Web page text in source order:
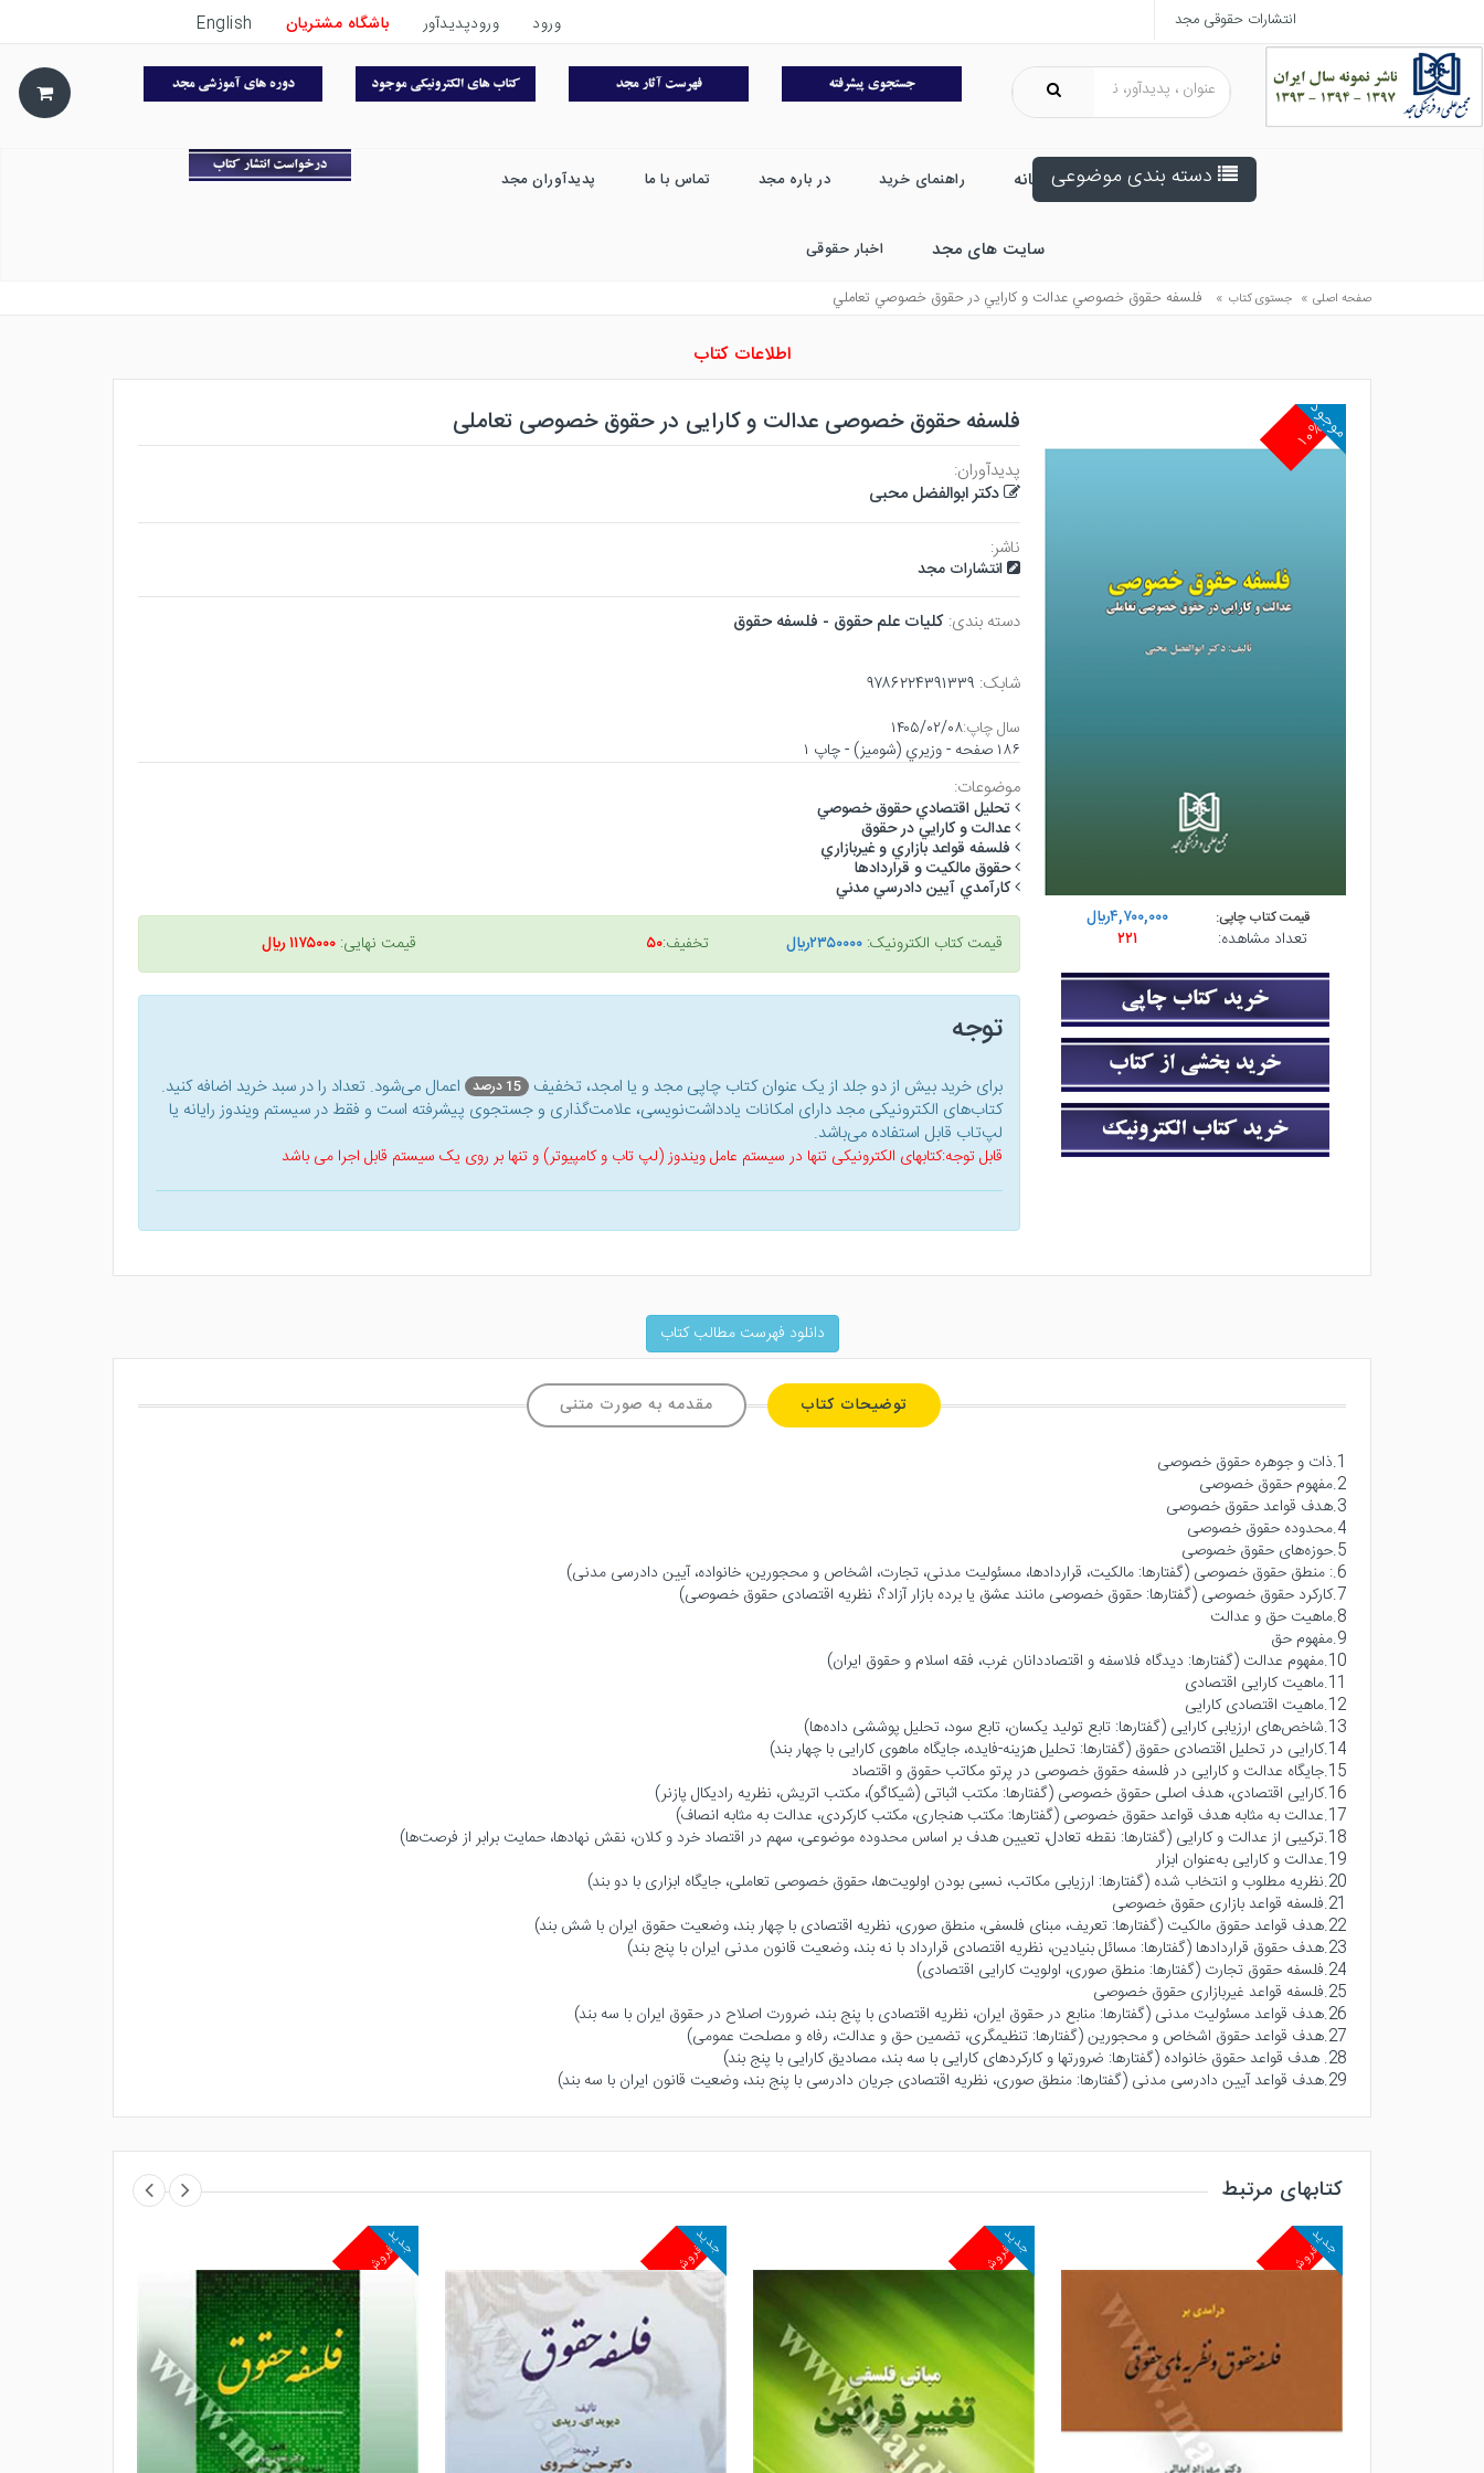
انتشارات حقوقی مجد ورود ورودپدیدآور باشگاه مشتریان English
دسته بندی موضوعی خانه راهنمای خرید در باره مجد تماس با ما پدیدآوران مجد
سایت های مجد اخبار حقوقی
صفحه اصلی » جستوی کتاب » فلسفه حقوق خصوصي عدالت و كارايي در حقوق خصوصي تعاملي
اطلاعات کتاب
۱۰%
موجود
قیمت کتاب چاپی:
۴,۷۰۰,۰۰۰ريال
تعداد مشاهده:
۲۲۱
فلسفه حقوق خصوصی عدالت و کارایی در حقوق خصوصی تعاملی
پدیدآوران:
دکتر ابوالفضل محبی
ناشر:
انتشارات مجد
دسته بندی:كليات علم حقوق - فلسفه حقوق
شابک: ۹۷۸۶۲۲۴۳۹۱۳۳۹
سال چاپ:۱۴۰۵/۰۲/۰۸
۱۸۶ صفحه - وزيري (شوميز) - چاپ ۱
موضوعات:
تحليل اقتصادي حقوق خصوصي
عدالت و كارايي در حقوق
فلسفه قواعد بازاري و غيربازاري
حقوق مالكيت و قراردادها
كارآمدي آيين دادرسي مدني
قیمت کتاب الکترونیک:۲۳۵۰۰۰۰ريال تخفیف:۵۰ قیمت نهایی:۱۱۷۵۰۰۰ ريال
توجه
برای خرید بیش از دو جلد از یک عنوان کتاب‌ چاپی مجد و یا امجد، تخفیف 15 درصد
اعمال می‌شود. تعداد را در سبد خرید اضافه کنید.
کتاب‌های الکترونیکی مجد دارای امکانات یادداشت‌نویسی، علامت‌گذاری و جستجوی پیشرفته است و فقط در سیستم ویندوز رایانه یا
لپ‌تاب قابل استفاده می‌باشد.
قابل توجه:کتابهای الکترونیکی تنها در سیستم عامل ویندوز (لپ تاب و کامپیوتر) و تنها بر روی یک سیستم قابل اجرا می باشد
دانلود فهرست مطالب کتاب
توضیحات کتاب مقدمه به صورت متنی
1.ذات و جوهره حقوق خصوصی
2.مفهوم حقوق خصوصی
3.هدف قواعد حقوق خصوصی
4.محدوده حقوق خصوصی
5.حوزه‌های حقوق خصوصی
6.: منطق حقوق خصوصی (گفتارها: مالکیت، قراردادها، مسئولیت مدنی، تجارت، اشخاص و محجورین، خانواده، آیین دادرسی مدنی)
7.کارکرد حقوق خصوصی (گفتارها: حقوق خصوصی مانند عشق یا برده بازار آزاد؟، نظریه اقتصادی حقوق خصوصی)
8.ماهیت حق و عدالت
9.مفهوم حق
10.مفهوم عدالت (گفتارها: دیدگاه فلاسفه و اقتصاددانان غرب، فقه اسلام و حقوق ایران)
11.ماهیت کارایی اقتصادی
12.ماهیت اقتصادی کارایی
13.شاخص‌های ارزیابی کارایی (گفتارها: تابع تولید یکسان، تابع سود، تحلیل پوششی داده‌ها)
14.کارایی در تحلیل اقتصادی حقوق (گفتارها: تحلیل هزینه-فایده، جایگاه ماهوی کارایی با چهار بند)
15.جایگاه عدالت و کارایی در فلسفه حقوق خصوصی در پرتو مکاتب حقوق و اقتصاد
16.کارایی اقتصادی، هدف اصلی حقوق خصوصی (گفتارها: مکتب اثباتی (شیکاگو)، مکتب اتریش، نظریه رادیکال پازنر)
17.عدالت به مثابه هدف قواعد حقوق خصوصی (گفتارها: مکتب هنجاری، مکتب کارکردی، عدالت به مثابه انصاف)
18.ترکیبی از عدالت و کارایی (گفتارها: نقطه تعادل، تعیین هدف بر اساس محدوده موضوعی، سهم در اقتصاد خرد و کلان، نقش نهادها، حمایت برابر از فرصت‌ها)
19.عدالت و کارایی به‌عنوان ابزار
20.نظریه مطلوب و انتخاب شده (گفتارها: ارزیابی مکاتب، نسبی بودن اولویت‌ها، حقوق خصوصی تعاملی، جایگاه ابزاری با دو بند)
21.فلسفه قواعد بازاری حقوق خصوصی
22.هدف قواعد حقوق مالکیت (گفتارها: تعریف، مبنای فلسفی، منطق صوری، نظریه اقتصادی با چهار بند، وضعیت حقوق ایران با شش بند)
23.هدف حقوق قراردادها (گفتارها: مسائل بنیادین، نظریه اقتصادی قرارداد با نه بند، وضعیت قانون مدنی ایران با پنج بند)
24.فلسفه حقوق تجارت (گفتارها: منطق صوری، اولویت کارایی اقتصادی)
25.فلسفه قواعد غیربازاری حقوق خصوصی
26.هدف قواعد مسئولیت مدنی (گفتارها: منابع در حقوق ایران، نظریه اقتصادی با پنج بند، ضرورت اصلاح در حقوق ایران با سه بند)
27.هدف قواعد حقوق اشخاص و محجورین (گفتارها: تنظیمگری، تضمین حق و عدالت، رفاه و مصلحت عمومی)
28. هدف قواعد حقوق خانواده (گفتارها: ضرورتها و کارکردهای کارایی با سه بند، مصادیق کارایی با پنج بند)
29.هدف قواعد آیین دادرسی مدنی (گفتارها: منطق صوری، نظریه اقتصادی جریان دادرسی با پنج بند، وضعیت قانون ایران با سه بند)
کتابهای مرتبط
پرفروش
جدید پرفروش
جدید پرفروش
جدید پرفروش
جدید